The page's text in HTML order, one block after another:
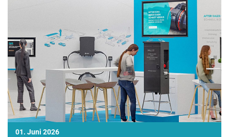
01. Juni 2026